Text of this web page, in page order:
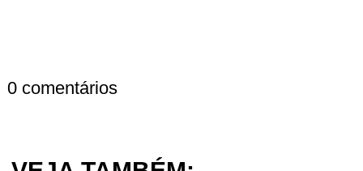
0 comentários